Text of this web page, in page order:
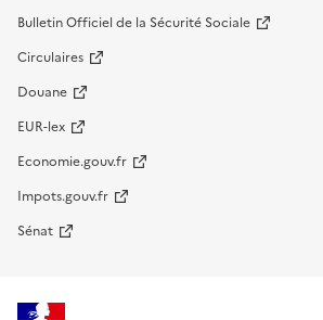
Bulletin Officiel de la Sécurité Sociale
Circulaires
Douane
EUR-lex
Economie.gouv.fr
Impots.gouv.fr
Sénat